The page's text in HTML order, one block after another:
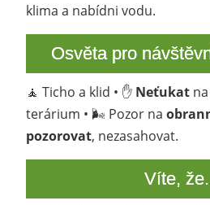
klima a nabídni vodu.
Osvěta pro
🧘 Ticho a klid • ✋ Neťukatna
terárium • 🌬️ Pozor na
pozorovat, nezasahovat.
Víte,